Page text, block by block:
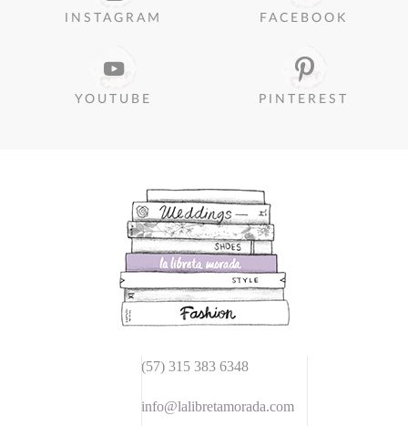
INSTAGRAM FACEBOOK
YOUTUBE PINTEREST
(57) 315 383 6348
info@lalibretamorada.com